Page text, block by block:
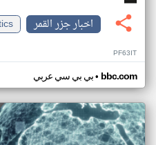
اخبار جزر القمر
PF63IT
بي بي سي عربي• bbc.com